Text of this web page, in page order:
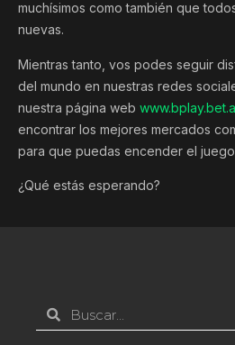
muchísimos como también que
nuevas.
Mientras tanto, vos podes seguir
del mundo en nuestras redes
nuestra página web
encontrar los mejores mercados
para que puedas encender el
¿Qué estás esperando?